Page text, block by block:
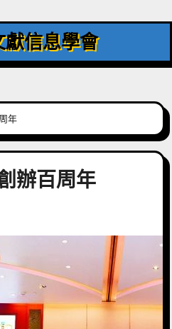
獻信息學會
年
辦百周年